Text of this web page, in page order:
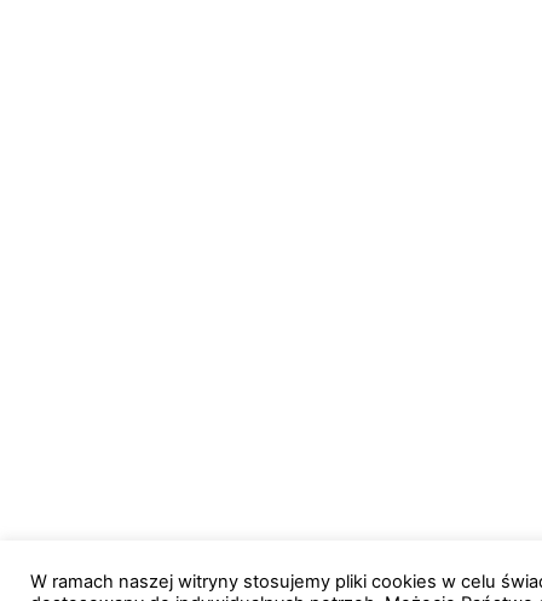
W ramach naszej witryny stosujemy pliki cookies w celu